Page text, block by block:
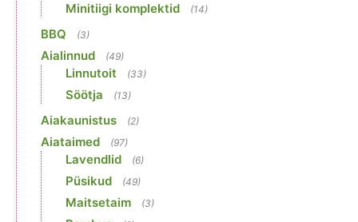
Minitiigi komplektid (14)
BBQ (3)
Aialinnud (49)
Linnutoit (33)
Söötja (13)
Aiakaunistus (2)
Aiataimed (97)
Lavendlid (6)
Püsikud (49)
Maitsetaim (3)